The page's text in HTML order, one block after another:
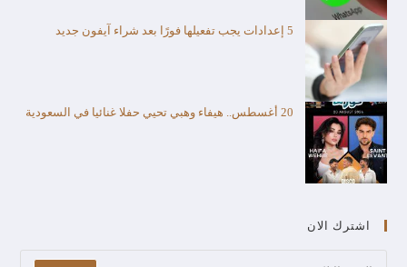
5 إعدادات يجب تفعيلها فورًا بعد شراء آيفون جديد
20 أغسطس.. هيفاء وهبي تحيي حفلا غنائيا في السعودية
اشترك الان